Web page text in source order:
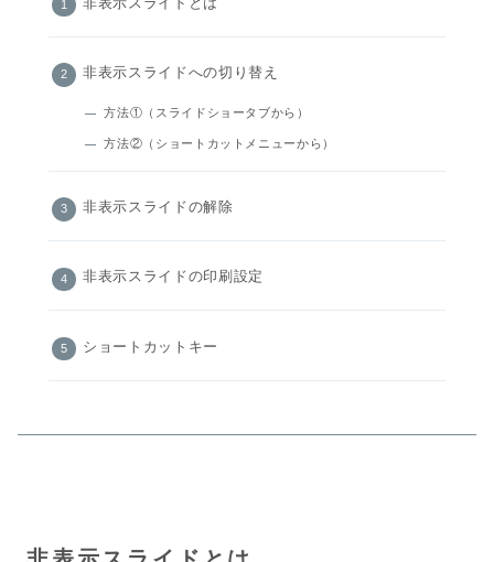
非表示スライドへの切り替え
方法①（スライドショータブから）
方法②（ショートカットメニューから）
非表示スライドの解除
非表示スライドの印刷設定
ショートカットキー